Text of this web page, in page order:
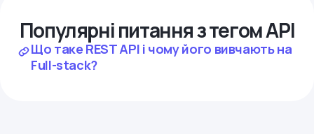
Популярні питання з тегом API
Що таке REST API і чому його вивчають на
Full-stack?